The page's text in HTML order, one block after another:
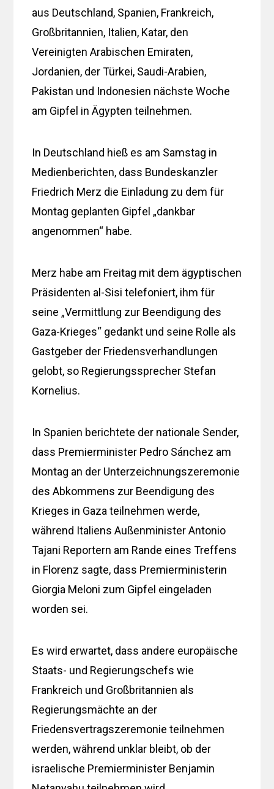
aus Deutschland, Spanien, Frankreich,
Großbritannien, Italien, Katar, den
Vereinigten Arabischen Emiraten,
Jordanien, der Türkei, Saudi-Arabien,
Pakistan und Indonesien nächste Woche
am Gipfel in Ägypten teilnehmen.
In Deutschland hieß es am Samstag in
Medienberichten, dass Bundeskanzler
Friedrich Merz die Einladung zu dem für
Montag geplanten Gipfel „dankbar
angenommen“ habe.
Merz habe am Freitag mit dem ägyptischen
Präsidenten al-Sisi telefoniert, ihm für
seine „Vermittlung zur Beendigung des
Gaza-Krieges“ gedankt und seine Rolle als
Gastgeber der Friedensverhandlungen
gelobt, so Regierungssprecher Stefan
Kornelius.
In Spanien berichtete der nationale Sender,
dass Premierminister Pedro Sánchez am
Montag an der Unterzeichnungszeremonie
des Abkommens zur Beendigung des
Krieges in Gaza teilnehmen werde,
während Italiens Außenminister Antonio
Tajani Reportern am Rande eines Treffens
in Florenz sagte, dass Premierministerin
Giorgia Meloni zum Gipfel eingeladen
worden sei.
Es wird erwartet, dass andere europäische
Staats- und Regierungschefs wie
Frankreich und Großbritannien als
Regierungsmächte an der
Friedensvertragszeremonie teilnehmen
werden, während unklar bleibt, ob der
israelische Premierminister Benjamin